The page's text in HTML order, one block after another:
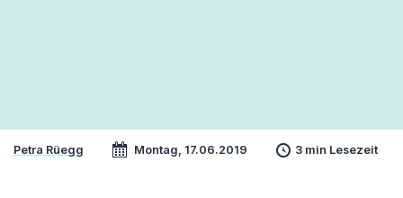
Petra Rüegg Montag, 17.06.2019 3 min Lesezeit